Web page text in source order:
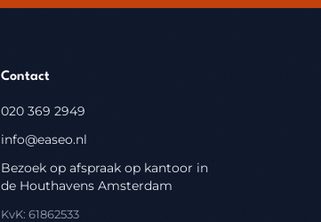
Contact
020 369 2949
info@easeo.nl
Bezoek op afspraak op kantoor in
de Houthavens Amsterdam
KvK: 61862533